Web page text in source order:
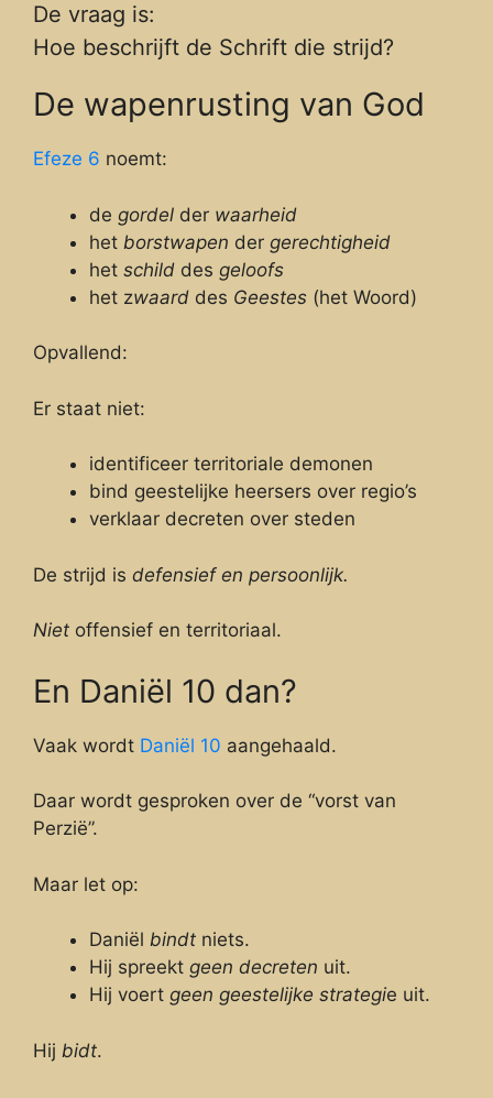
De vraag is:
Hoe beschrijft de Schrift die strijd?
De wapenrusting van God
Efeze 6 noemt:
de gordel der waarheid
het borstwapen der gerechtigheid
het schild des geloofs
het zwaard des Geestes (het Woord)
Opvallend:
Er staat niet:
identificeer territoriale demonen
bind geestelijke heersers over regio’s
verklaar decreten over steden
De strijd is defensief en persoonlijk.
Niet offensief en territoriaal.
En Daniël 10 dan?
Vaak wordt Daniël 10 aangehaald.
Daar wordt gesproken over de “vorst van
Perzië”.
Maar let op:
Daniël bindt niets.
Hij spreekt geen decreten uit.
Hij voert geen geestelijke strategie uit.
Hij bidt.